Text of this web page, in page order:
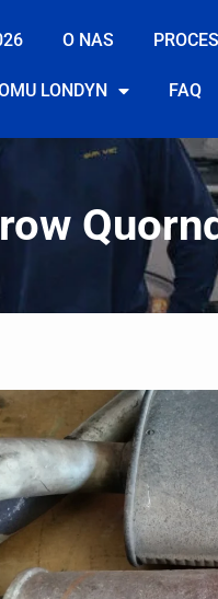
O NAS
LONDYN FAQ